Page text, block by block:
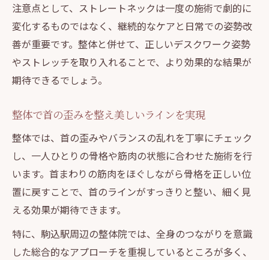
注意点として、ストレートネックは一度の施術で劇的に
変化するものではなく、継続的なケアと日常での姿勢改
善が重要です。整体と併せて、正しいデスクワーク姿勢
やストレッチを取り入れることで、より効果的な結果が
期待できるでしょう。
整体で首の歪みを整え美しいラインを実現
整体では、首の歪みやバランスの乱れを丁寧にチェック
し、一人ひとりの骨格や筋肉の状態に合わせた施術を行
います。首まわりの筋肉をほぐしながら骨格を正しい位
置に戻すことで、首のラインがすっきりと整い、細く見
える効果が期待できます。
特に、駒込駅周辺の整体院では、全身のつながりを意識
した総合的なアプローチを重視しているところが多く、